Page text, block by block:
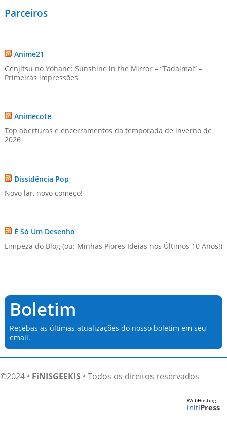
Parceiros
Anime21
Genjitsu no Yohane: Sunshine in the Mirror – “Tadaima!” –
Primeiras impressões
Animecote
Top aberturas e encerramentos da temporada de inverno de
2026
Dissidência Pop
Novo lar, novo começo!
É Só Um Desenho
Limpeza do Blog (ou: Minhas Piores Ideias nos Últimos 10 Anos!)
Boletim
Recebas as últimas atualizações do nosso boletim em seu
email.
©2024 • FiNISGEEKIS • Todos os direitos reservados
WebHosting
initiPress